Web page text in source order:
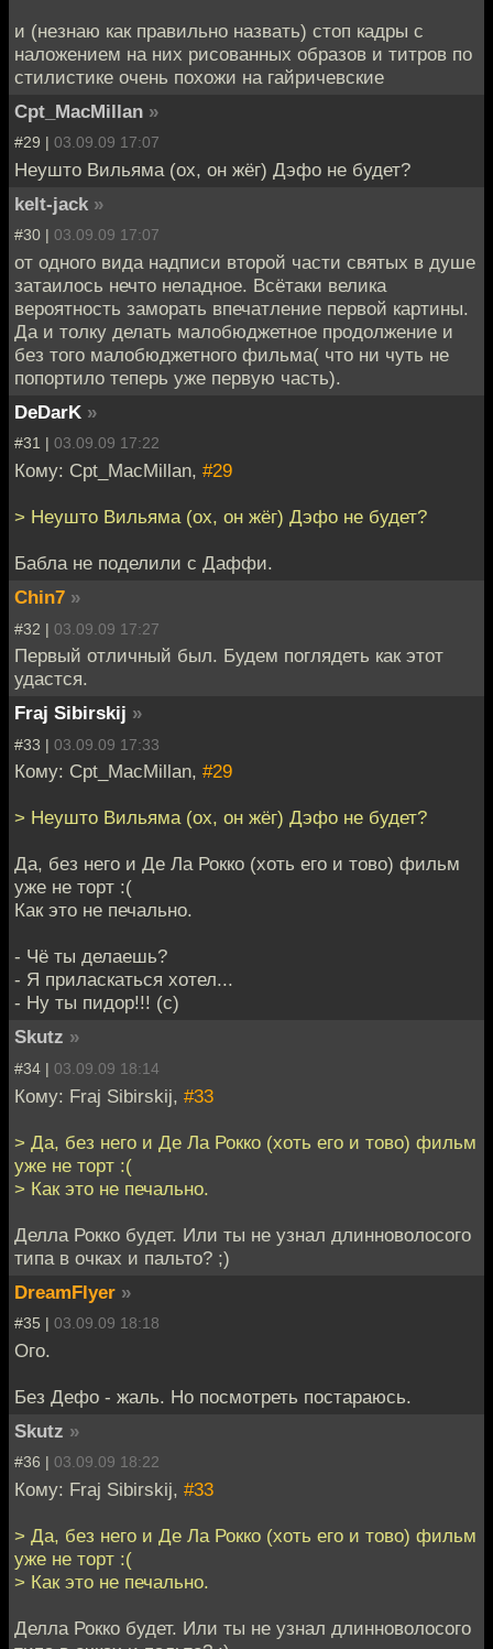
и (незнаю как правильно назвать) стоп кадры с
наложением на них рисованных образов и титров по
стилистике очень похожи на гайричевские
Cpt_MacMillan »
#29 | 03.09.09 17:07
Неушто Вильяма (ох, он жёг) Дэфо не будет?
kelt-jack »
#30 | 03.09.09 17:07
от одного вида надписи второй части святых в душе
затаилось нечто неладное. Всётаки велика
вероятность заморать впечатление первой картины.
Да и толку делать малобюджетное продолжение и
без того малобюджетного фильма( что ни чуть не
попортило теперь уже первую часть).
DeDarK »
#31 | 03.09.09 17:22
Кому: Cpt_MacMillan, #29
> Неушто Вильяма (ох, он жёг) Дэфо не будет?
Бабла не поделили с Даффи.
Chin7 »
#32 | 03.09.09 17:27
Первый отличный был. Будем поглядеть как этот
удастся.
Fraj Sibirskij »
#33 | 03.09.09 17:33
Кому: Cpt_MacMillan, #29
> Неушто Вильяма (ох, он жёг) Дэфо не будет?
Да, без него и Де Ла Рокко (хоть его и тово) фильм
уже не торт :(
Как это не печально.
- Чё ты делаешь?
- Я приласкаться хотел...
- Ну ты пидор!!! (с)
Skutz »
#34 | 03.09.09 18:14
Кому: Fraj Sibirskij, #33
> Да, без него и Де Ла Рокко (хоть его и тово) фильм
уже не торт :(
> Как это не печально.
Делла Рокко будет. Или ты не узнал длинноволосого
типа в очках и пальто? ;)
DreamFlyer »
#35 | 03.09.09 18:18
Ого.
Без Дефо - жаль. Но посмотреть постараюсь.
Skutz »
#36 | 03.09.09 18:22
Кому: Fraj Sibirskij, #33
> Да, без него и Де Ла Рокко (хоть его и тово) фильм
уже не торт :(
> Как это не печально.
Делла Рокко будет. Или ты не узнал длинноволосого